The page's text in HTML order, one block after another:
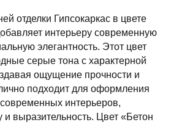
отделки Гипсокаркас в цвете
интерьеру современную
элегантность. Этот цвет
серые тона с характерной
ощущение прочности и
подходит для оформления
интерьеров,
и выразительность. Цвет «Бетон